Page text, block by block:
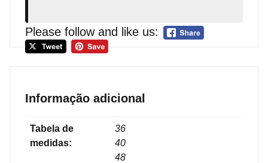
Please follow and like us:
Informação adicional
Tabela de
medidas:
36
40
48